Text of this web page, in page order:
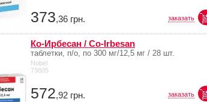
373,36 грн. заказать
Ко-Ирбесан / Co-Irbesan
таблетки, п/о, по 300 мг/12,5 мг / 28 шт.
Nobel
73805
572,92 грн. заказать